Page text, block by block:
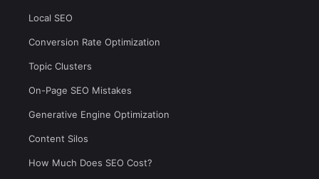
Local SEO
Conversion Rate Optimization
Topic Clusters
On-Page SEO Mistakes
Generative Engine Optimization
Content Silos
How Much Does SEO Cost?